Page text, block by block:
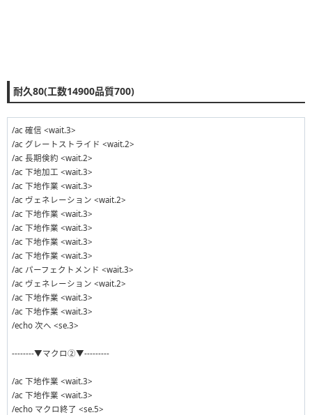
耐久80(工数14900品質700)
/ac 確信 <wait.3>
/ac グレートストライド <wait.2>
/ac 長期倹約 <wait.2>
/ac 下地加工 <wait.3>
/ac 下地作業 <wait.3>
/ac ヴェネレーション <wait.2>
/ac 下地作業 <wait.3>
/ac 下地作業 <wait.3>
/ac 下地作業 <wait.3>
/ac 下地作業 <wait.3>
/ac パーフェクトメンド <wait.3>
/ac ヴェネレーション <wait.2>
/ac 下地作業 <wait.3>
/ac 下地作業 <wait.3>
/echo 次へ <se.3>
--------▼マクロ②▼---------
/ac 下地作業 <wait.3>
/ac 下地作業 <wait.3>
/echo マクロ終了 <se.5>